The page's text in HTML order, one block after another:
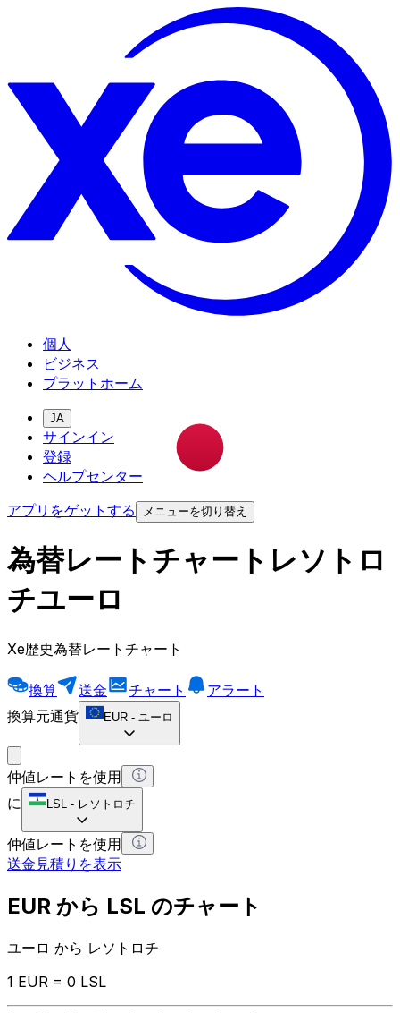
個人
ビジネス
プラットホーム
JA
サインイン
登録
ヘルプセンター
アプリをゲットする
メニューを切り替え
為替レートチャートレソトロ
チユーロ
Xe歴史為替レートチャート
換算 送金 チャート
アラート
換算元通貨
EUR - ユーロ
仲値レートを使用
に
LSL - レソトロチ
仲値レートを使用
送金見積りを表示
EUR から LSL のチャート
ユーロ から レソトロチ
1 EUR = 0 LSL